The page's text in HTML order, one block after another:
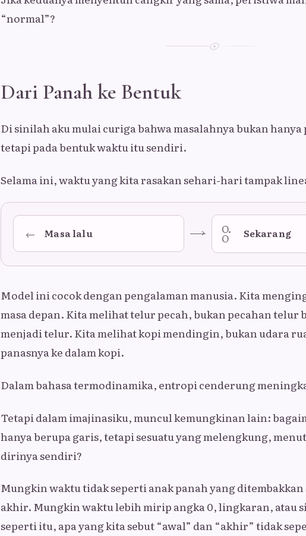
“normal”?
Dari Panah ke Bentuk
Di sinilah aku mulai curiga bahwa masalahnya bukan hanya
tetapi pada bentuk waktu itu sendiri.
Selama ini, waktu yang kita rasakan sehari-hari tampak
← Masa lalu O.
O Sekarang
Model ini cocok dengan pengalaman manusia. Kita
masa depan. Kita melihat telur pecah, bukan pecahan telur
menjadi telur. Kita melihat kopi mendingin, bukan udara
panasnya ke dalam kopi.
Dalam bahasa termodinamika, entropi cenderung
Tetapi dalam imajinasiku, muncul kemungkinan lain:
hanya berupa garis, tetapi sesuatu yang melengkung,
dirinya sendiri?
Mungkin waktu tidak seperti anak panah yang
akhir. Mungkin waktu lebih mirip angka 0, lingkaran, atau
seperti itu, apa yang kita sebut “awal” dan “akhir” tidak